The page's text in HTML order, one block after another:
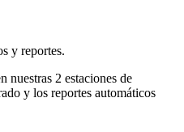
y reportes.
nuestras 2 estaciones de
y los reportes automáticos